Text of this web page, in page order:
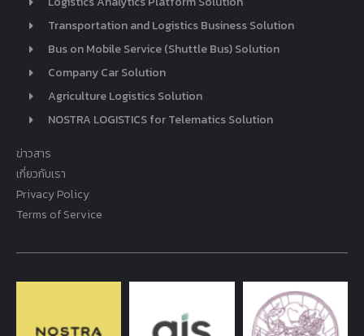
Transportation and Logistics Business Solution
Bus on Mobile Service (Shuttle Bus) Solution
Company Car Solution
Agriculture Logistics Solution
NOSTRA LOGISTICS for Telematics Solution
ข่าวสาร
เกี่ยวกับเรา
Privacy Policy
Terms of Service